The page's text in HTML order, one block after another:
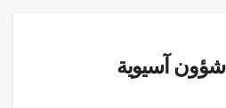
شؤون آسيوية